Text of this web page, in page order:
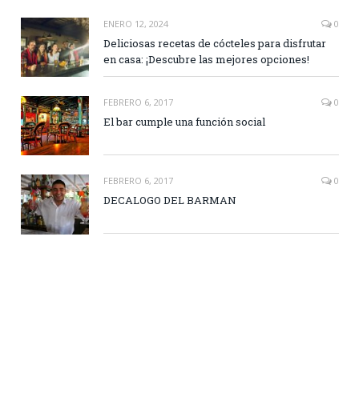
ENERO 12, 2024 0
Deliciosas recetas de cócteles para disfrutar
en casa: ¡Descubre las mejores opciones!
FEBRERO 6, 2017 0
El bar cumple una función social
FEBRERO 6, 2017 0
DECALOGO DEL BARMAN